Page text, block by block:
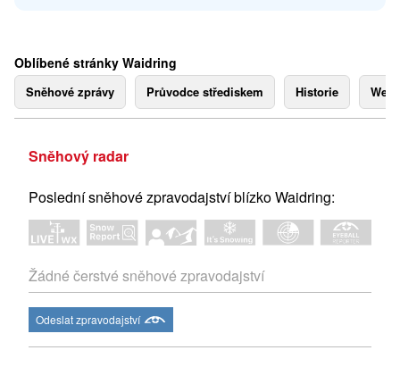
Oblíbené stránky Waidring
Sněhové zprávy Průvodce střediskem Historie
Sněhový radar
Poslední sněhové zpravodajství blízko Waidring:
Žádné čerstvé sněhové zpravodajství
Odeslat zpravodajství